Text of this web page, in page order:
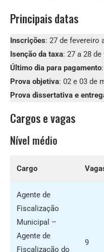
Principais datas
Inscrições: 27 de fevereiro
Isenção da taxa: 27 a 28
Último dia para pagamento:
Prova objetiva: 02 e 03 de
Prova dissertativa e
Cargos e vagas
Nível médio
Cargo
Agente de
Fiscalização
Municipal –
Agente de
Fiscalização do
9